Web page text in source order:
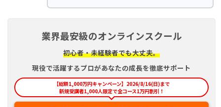
業界最安級のオンラインスクール
初心者・未経験者でも大丈夫。
現役で活躍するプロがあなたの成長を徹底サポート
【総額1,000万円キャンペーン】2026/8/16(日)まで
新規受講者1,000人限定で全コース1万円割引！